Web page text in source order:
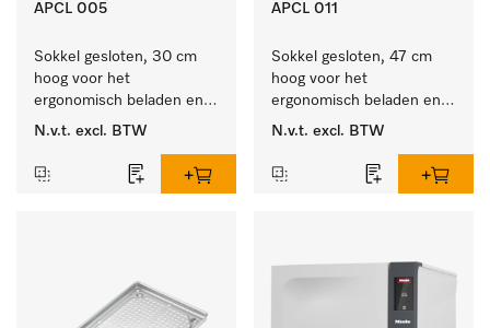
APCL 005
Sokkel gesloten, 30 cm
hoog voor het
ergonomisch beladen en
legen van de wasmachine
N.v.t. excl. BTW
APCL 011
Sokkel gesloten, 47 cm
hoog voor het
ergonomisch beladen en
legen van de wasmachine
N.v.t. excl. BTW